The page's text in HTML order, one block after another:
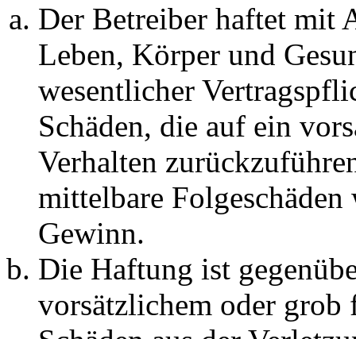
Der Betreiber haftet mit
Leben, Körper und
wesentlicher
Schäden, die auf ein
Verhalten
mittelbare Folgeschäden
Gewinn.
Die Haftung ist
vorsätzlichem oder grob